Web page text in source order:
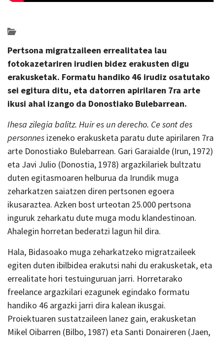
Pertsona migratzaileen errealitatea lau
fotokazetariren irudien bidez erakusten digu
erakusketak. Formatu handiko 46 irudiz osatutako
sei egitura ditu, eta datorren apirilaren 7ra arte
ikusi ahal izango da Donostiako Bulebarrean.
Ihesa zilegia balitz. Huir es un derecho. Ce sont des
personnes izeneko erakusketa paratu dute apirilaren 7ra
arte Donostiako Bulebarrean. Gari Garaialde (Irun, 1972)
eta Javi Julio (Donostia, 1978) argazkilariek bultzatu
duten egitasmoaren helburua da Irundik muga
zeharkatzen saiatzen diren pertsonen egoera
ikusaraztea. Azken bost urteotan 25.000 pertsona
inguruk zeharkatu dute muga modu klandestinoan.
Ahalegin horretan bederatzi lagun hil dira.
Hala, Bidasoako muga zeharkatzeko migratzaileek
egiten duten ibilbidea erakutsi nahi du erakusketak, eta
errealitate hori testuinguruan jarri. Horretarako
freelance argazkilari ezagunek egindako formatu
handiko 46 argazki jarri dira kalean ikusgai.
Proiektuaren sustatzaileen lanez gain, erakusketan
Mikel Oibarren (Bilbo, 1987) eta Santi Donaireren (Jaen,